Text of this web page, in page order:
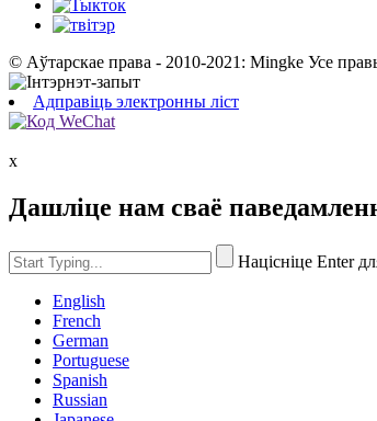
© Аўтарскае права - 2010-2021: Mingke Усе
Адправіць электронны ліст
x
Дашліце нам сваё
Націсніце Enter
English
French
German
Portuguese
Spanish
Russian